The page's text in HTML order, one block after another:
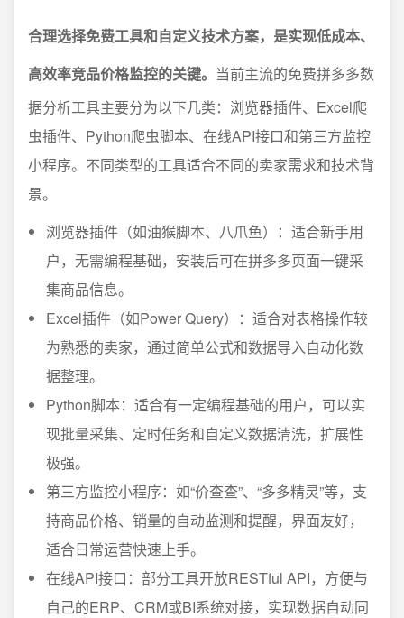
合理选择免费工具和自定义技术方案，是实现低成本、
高效率竞品价格监控的关键。 当前主流的免费拼多多数
据分析工具主要分为以下几类：浏览器插件、Excel爬
虫插件、Python爬虫脚本、在线API接口和第三方监控
小程序。不同类型的工具适合不同的卖家需求和技术背
景。
浏览器插件（如油猴脚本、八爪鱼）：适合新手用
户，无需编程基础，安装后可在拼多多页面一键采
集商品信息。
Excel插件（如Power Query）：适合对表格操作较
为熟悉的卖家，通过简单公式和数据导入自动化数
据整理。
Python脚本：适合有一定编程基础的用户，可以实
现批量采集、定时任务和自定义数据清洗，扩展性
极强。
第三方监控小程序：如“价查查”、“多多精灵”等，支
持商品价格、销量的自动监测和提醒，界面友好，
适合日常运营快速上手。
在线API接口：部分工具开放RESTful API，方便与
自己的ERP、CRM或BI系统对接，实现数据自动同